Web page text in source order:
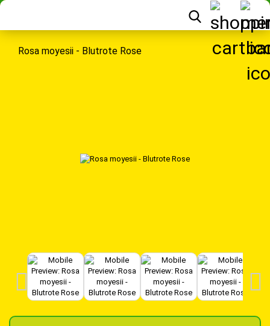
Rosa moyesii - Blutrote Rose